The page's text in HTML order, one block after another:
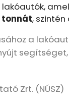
tonnát,
a
Zrt. (NÚSZ)